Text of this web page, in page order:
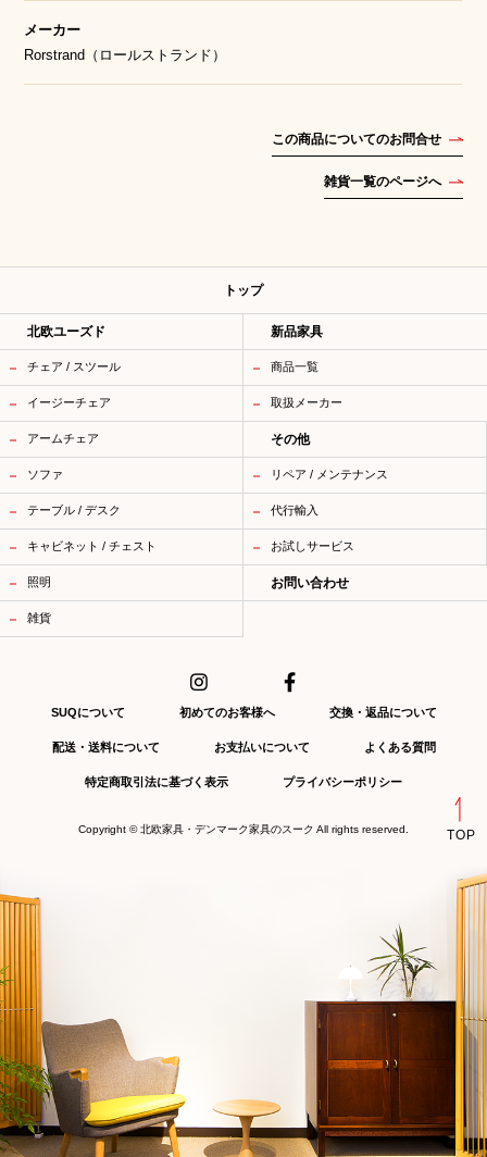
メーカー
Rorstrand（ロールストランド）
この商品についてのお問合せ
雑貨一覧のページへ
トップ
北欧ユーズド
チェア / スツール
イージーチェア
アームチェア
ソファ
テーブル / デスク
キャビネット / チェスト
照明
雑貨
新品家具
商品一覧
取扱メーカー
その他
リペア / メンテナンス
代行輸入
お試しサービス
お問い合わせ
SUQについて 初めてのお客様へ 交換・返品について
配送・送料について お支払いについて よくある質問
特定商取引法に基づく表示 プライバシーポリシー
Copyright ©北欧家具・デンマーク家具のスーク All rights reserved.